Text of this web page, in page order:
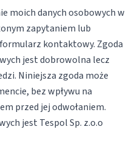
moich danych osobowych w
zapytaniem lub
kontaktowy. Zgoda
jest dobrowolna lecz
Niniejsza zgoda może
bez wpływu na
przed jej odwołaniem.
jest Tespol Sp. z.o.o